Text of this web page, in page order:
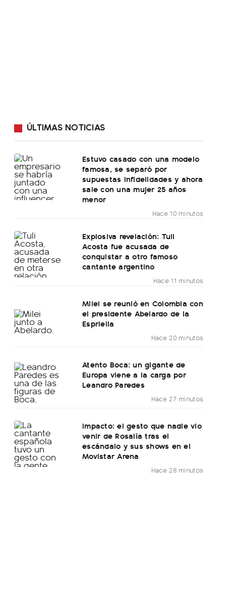
ÚLTIMAS NOTICIAS
Estuvo casado con una modelo
famosa, se separó por
supuestas infidelidades y ahora
sale con una mujer 25 años
menor
Hace 10 minutos
Explosiva revelación: Tuli
Acosta fue acusada de
conquistar a otro famoso
cantante argentino
Hace 11 minutos
Milei se reunió en Colombia con
el presidente Abelardo de la
Espriella
Hace 20 minutos
Atento Boca: un gigante de
Europa viene a la carga por
Leandro Paredes
Hace 27 minutos
Impacto: el gesto que nadie vio
venir de Rosalía tras el
escándalo y sus shows en el
Movistar Arena
Hace 28 minutos